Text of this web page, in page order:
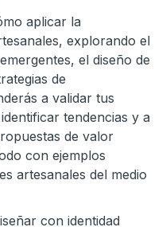
aplicar la
explorando el
el diseño de
de
a validar tus
tendencias y a
de valor
con ejemplos
artesanales del medio
con identidad